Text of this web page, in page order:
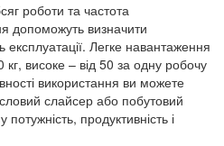
роботи та частота
допоможуть визначити
експлуатації. Легке навантаження
високе – від 50 за одну робочу
використання ви можете
слайсер або побутовий
продуктивність і